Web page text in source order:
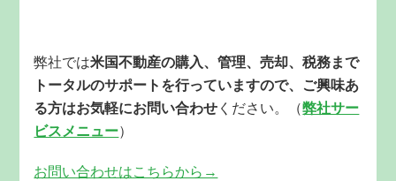
弊社では米国不動産の購入、管理、売却、税務まで
トータルのサポートを行っていますので、ご興味あ
る方はお気軽にお問い合わせ ください。（弊社サー
ビスメニュー）
お問い合わせはこちらから→